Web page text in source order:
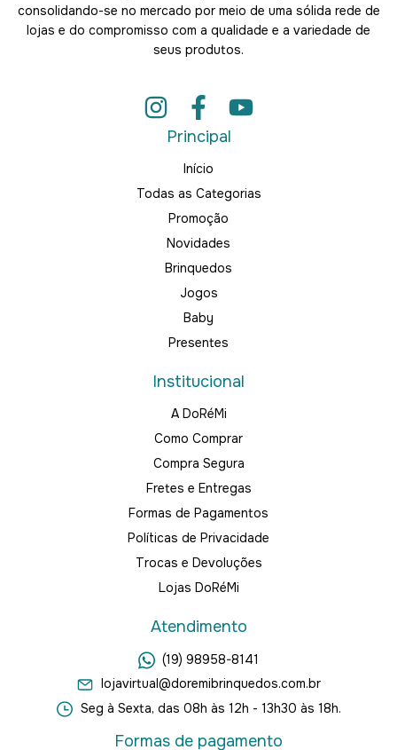
consolidando-se no mercado por meio de uma sólida rede de
lojas e do compromisso com a qualidade e a variedade de
seus produtos.
Principal
Início
Todas as Categorias
Promoção
Novidades
Brinquedos
Jogos
Baby
Presentes
Institucional
A DoRéMi
Como Comprar
Compra Segura
Fretes e Entregas
Formas de Pagamentos
Políticas de Privacidade
Trocas e Devoluções
Lojas DoRéMi
Atendimento
(19) 98958-8141
lojavirtual@doremibrinquedos.com.br
Seg à Sexta, das 08h às 12h - 13h30 às 18h.
Formas de pagamento